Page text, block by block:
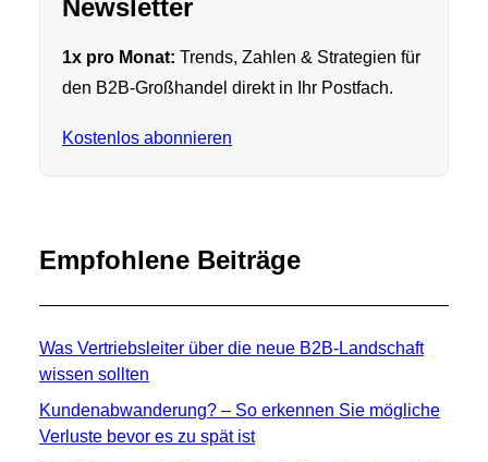
Newsletter
1x pro Monat: Trends, Zahlen & Strategien für
den B2B-Großhandel direkt in Ihr Postfach.
Kostenlos abonnieren
Empfohlene Beiträge
Was Vertriebsleiter über die neue B2B-Landschaft
wissen sollten
Kundenabwanderung? – So erkennen Sie mögliche
Verluste bevor es zu spät ist